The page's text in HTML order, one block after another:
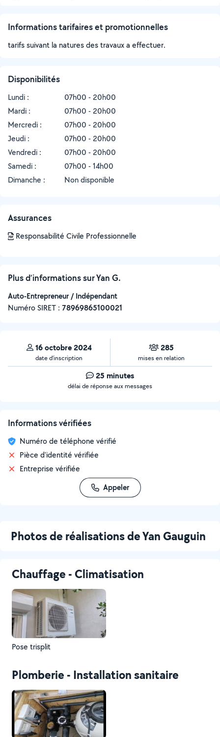
Informations tarifaires et promotionnelles
tarifs suivant la natures des travaux a effectuer.
Disponibilités
Lundi :
07h00 - 20h00
Mardi :
07h00 - 20h00
Mercredi :
07h00 - 20h00
Jeudi :
07h00 - 20h00
Vendredi :
07h00 - 20h00
Samedi :
07h00 - 14h00
Dimanche :
Non disponible
Assurances
Responsabilité Civile Professionnelle
Plus d’informations sur Yan G.
Auto-Entrepreneur / Indépendant
Numéro SIRET : ‍78969865100021
16 octobre 2024
date d’inscription
285
mises en relation
25 minutes
délai de réponse aux messages
Informations vérifiées
Numéro de téléphone vérifié
Pièce d'identité vérifiée
Entreprise vérifiée
Appeler
Photos de réalisations de Yan Gauguin
Chauffage - Climatisation
Pose trisplit
Plomberie - Installation sanitaire